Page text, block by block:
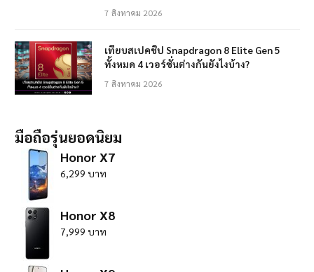
7 สิงหาคม 2026
เทียบสเปคชิป Snapdragon 8 Elite Gen 5
ทั้งหมด 4 เวอร์ชั่นต่างกันยังไงบ้าง?
7 สิงหาคม 2026
มือถือรุ่นยอดนิยม
Honor X7
6,299 บาท
Honor X8
7,999 บาท